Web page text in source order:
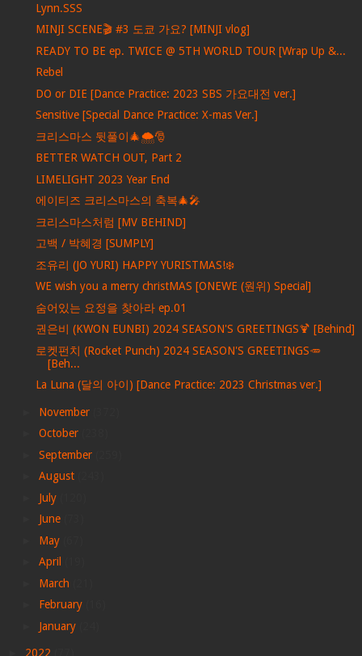
Lynn.SSS
MINJI SCENE🎬 #3 도쿄 가요? [MINJI vlog]
READY TO BE ep. TWICE @ 5TH WORLD TOUR [Wrap Up &...
Rebel
DO or DIE [Dance Practice: 2023 SBS 가요대전 ver.]
Sensitive [Special Dance Practice: X-mas Ver.]
크리스마스 뒷풀이🎄🌨🎅
BETTER WATCH OUT, Part 2
LIMELIGHT 2023 Year End
에이티즈 크리스마스의 축복🎄🎤
크리스마스처럼 [MV BEHIND]
고백 / 박혜경 [SUMPLY]
조유리 (JO YURI) HAPPY YURISTMAS!❄️
WE wish you a merry christMAS [ONEWE (원위) Special]
숨어있는 요정을 찾아라 ep.01
권은비 (KWON EUNBI) 2024 SEASON'S GREETINGS🍹 [Behind]
로켓펀치 (Rocket Punch) 2024 SEASON'S GREETINGS🥕
[Beh...
La Luna (달의 아이) [Dance Practice: 2023 Christmas ver.]
November
October
September
August
July
June
May
April
March
February
January
2022